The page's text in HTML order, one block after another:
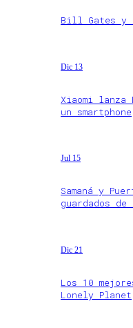
Bill Gates y
Dic 13
Xiaomi lanza
un smartphone
Jul 15
Samaná y
guardados
Dic 21
Los 10
Lonely Planet